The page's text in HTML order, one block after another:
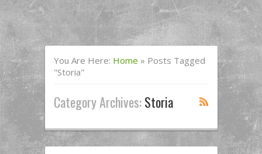
You Are Here: Home » Posts Tagged
"storia"
Category Archives:Storia